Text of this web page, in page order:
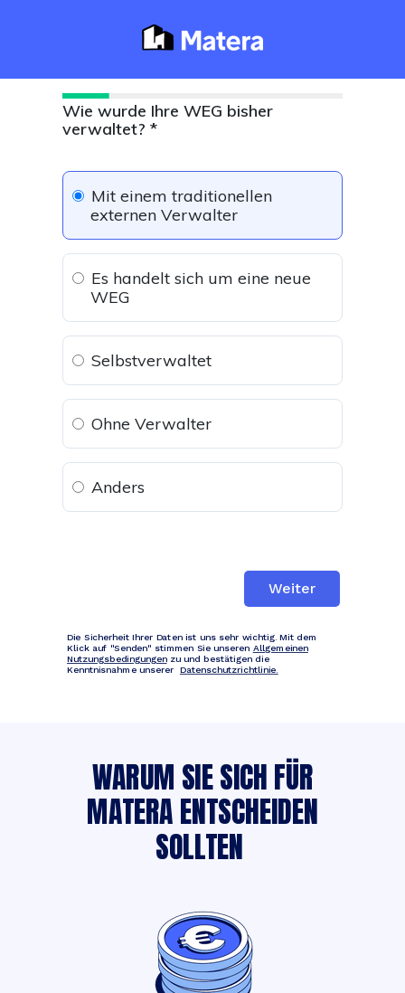
WARUM SIE SICH FÜR
MATERA ENTSCHEIDEN
SOLLTEN
Wie wurde Ihre WEG bisher
verwaltet? *
Mit einem traditionellen
externen Verwalter
Es handelt sich um eine neue
WEG
Selbstverwaltet
Ohne Verwalter
Anders
Weiter
Die Sicherheit Ihrer Daten ist uns sehr wichtig. Mit dem
Klick auf "Senden" stimmen Sie unseren Allgemeinen
Nutzungsbedingungenzu und bestätigen die
Kenntnisnahme unserer Datenschutzrichtlinie.